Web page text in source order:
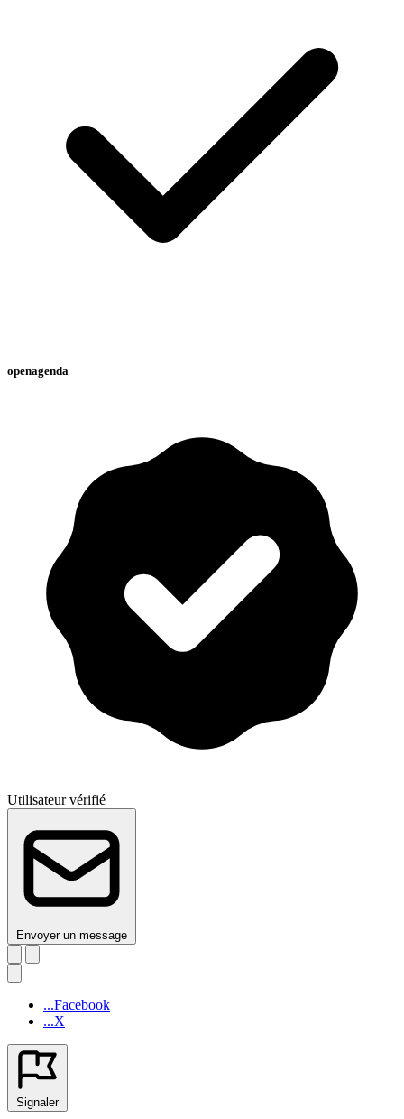
openagenda
Utilisateur vérifié
Envoyer un message
...Facebook
...X
Signaler